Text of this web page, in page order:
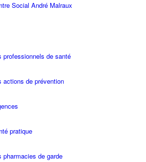
Social André Malraux
professionnels de santé
actions de prévention
pratique
pharmacies de garde